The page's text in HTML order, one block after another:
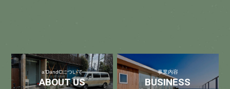
a'DandCについて
ABOUT US
事業内容
BUSINESS